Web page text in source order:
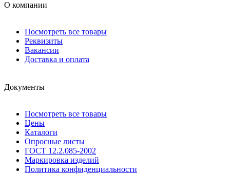
О компании
Посмотреть все товары
Реквизиты
Вакансии
Доставка и оплата
Документы
Посмотреть все товары
Цены
Каталоги
Опросные листы
ГОСТ 12.2.085-2002
Маркировка изделий
Политика конфиденциальности